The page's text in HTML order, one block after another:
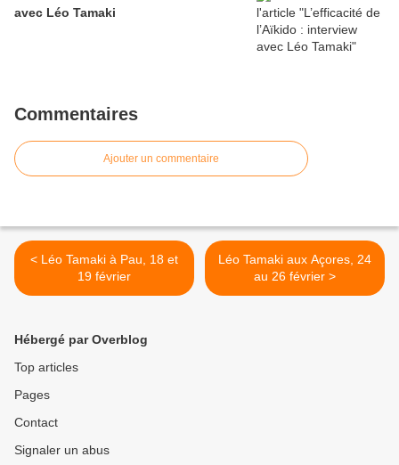
avec Léo Tamaki
Commentaires
Ajouter un commentaire
< Léo Tamaki à Pau, 18 et
19 février
Léo Tamaki aux Açores, 24
au 26 février >
Hébergé par Overblog
Top articles
Pages
Contact
Signaler un abus